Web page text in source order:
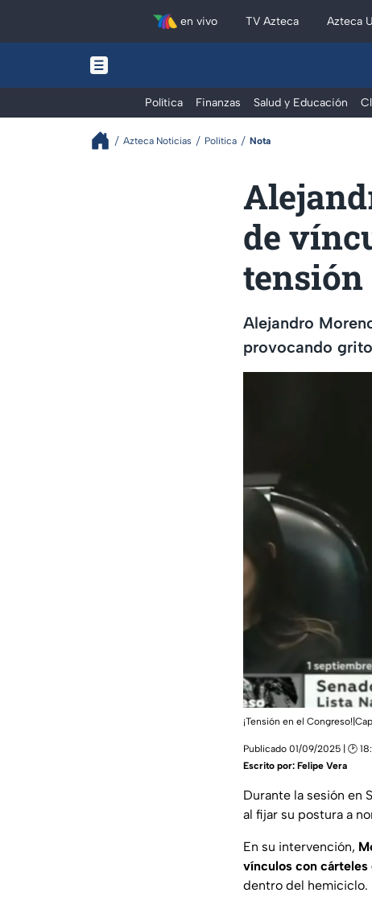
en vivo TV Azteca Azteca
Política Finanzas Salud y Educación
Azteca Noticias Política Nota
de
tensión
Alejandro
provocando
¡Tensión en el
Publicado 01/09/2025 | 🕑
Escrito por: Felipe Vera
Durante la sesión en
al fijar su postura a
En su intervención,
vínculos con
dentro del hemiciclo.